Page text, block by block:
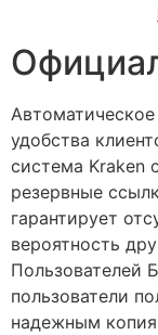
удобства
система Kraken
резервные
гарантирует
вероятность
Пользователей
пользователи
надежным